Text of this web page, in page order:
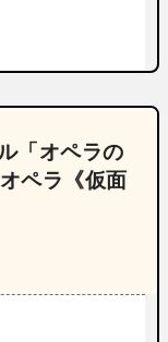
「オペラの
ペラ《仮面